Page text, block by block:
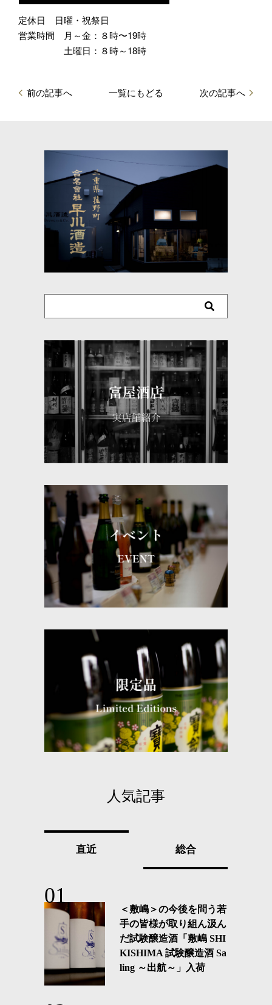
定休日
日曜・祝祭日
営業時間
月～金：８時〜19時
土曜日：８時～18時
前の記事へ 一覧にもどる 次の記事へ
人気記事
直近 総合
＜敷嶋＞の今後を問う若
手の皆様が取り組ん汲ん
だ試験醸造酒「敷嶋 SHI
KISHIMA 試験醸造酒 Sa
ling ～出航～」入荷